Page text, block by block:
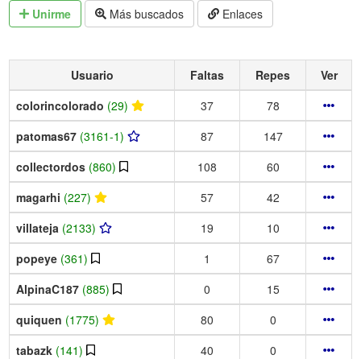
Unirme Más buscados Enlaces
Usuario Faltas Repes
Ver
colorincolorado (29) 37
78
patomas67 (3161-1) 87
147
collectordos (860) 108
60
magarhi (227) 57
42
villateja (2133) 19
10
popeye (361) 1
67
AlpinaC187 (885) 0
15
quiquen (1775) 80
0
tabazk (141) 40
0